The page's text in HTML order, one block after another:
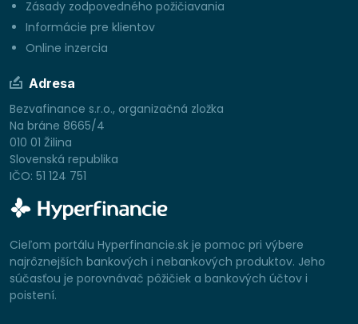
Zásady zodpovedného požičiavania
Informácie pre klientov
Online inzercia
Adresa
Bezvafinance s.r.o., organizačná zložka
Na bráne 8665/4
010 01 Žilina
Slovenská republika
IČO: 51 124 751
Cieľom portálu Hyperfinancie.sk je pomoc pri výbere
najrôznejších bankových i nebankových produktov. Jeho
súčasťou je porovnávač pôžičiek a bankových účtov i
poistení.